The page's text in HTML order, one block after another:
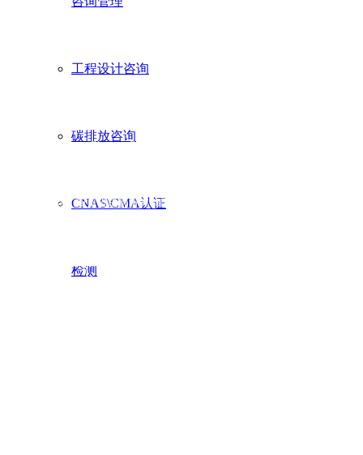
工程设计咨询
碳排放咨询
CNAS\CMA认证
检测
Sichuan Huadong Electric Group Co., Ltd.
地址Address：四川省成都市郫都区融智创新产业园5栋1号No.1, Building 5,
服务热线Service Hotline：400-887-9686